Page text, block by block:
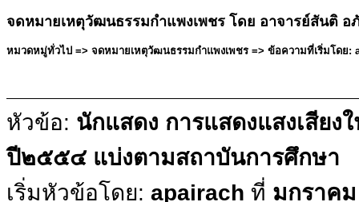
จดหมายเหตุวัฒนธรรมกำแพงเพชร โดย อาจารย์สันติ อ
หมวดหมู่ทั่วไป => จดหมายเหตุวัฒนธรรมกำแพงเพชร => ข้อความที่เริ่มโดย:
หัวข้อ: นักแสดง การแสดงแสงเสียง
ปี๒๕๕๔ แบ่งตามสถาบันการศึกษา
เริ่มหัวข้อโดย: apairach ที่ มกราคม